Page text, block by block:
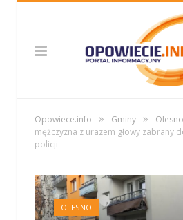
Opowiece.info » Gminy » Olesno
mężczyzna z urazem głowy zabrany
policji
OLESNO